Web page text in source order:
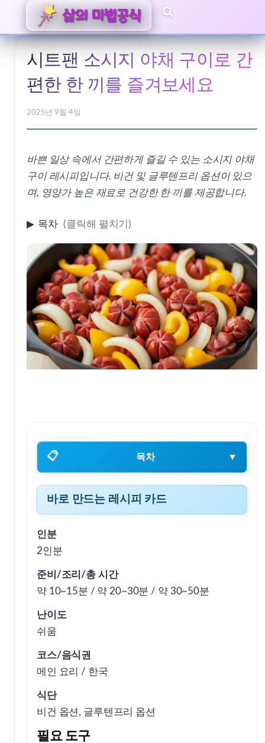
시트팬 소시지 야채 구이로 간
편한 한 끼를 즐겨보세요
2025년 9월 4일
바쁜 일상 속에서 간편하게 즐길 수 있는 소시지 야채
구이 레시피입니다. 비건 및 글루텐프리 옵션이 있으
며, 영양가 높은 재료로 건강한 한 끼를 제공합니다.
▶ 목차
📋 목차 ▼
바로 만드는 레시피 카드
① 오늘 이 레시피가 좋은 상황
위생과 보관, 꼭 지키면 좋은 부분
② 맛을 결정하는 핵심 포인트
③ 실패가 잦은 부분과 바로잡는 팁
바로 만드는 레시피 카드
인분
2인분
준비/조리/총 시간
약 10~15분 / 약 20~30분 / 약 30~50분
난이도
쉬움
코스/음식권
메인 요리 / 한국
식단
비건 옵션, 글루텐프리 옵션
필요 도구